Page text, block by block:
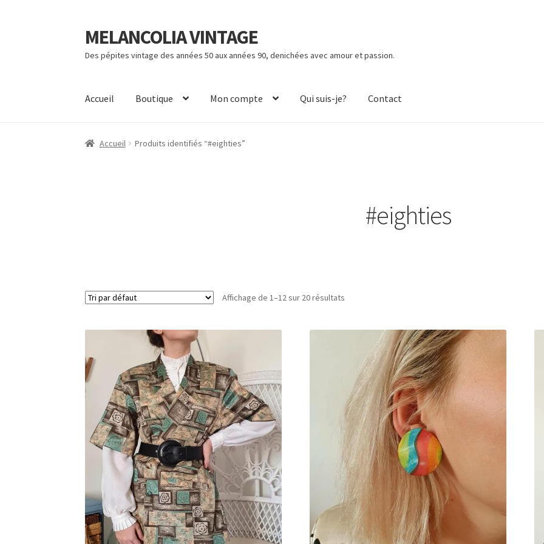
Aller
à
la
Aller
au
contenu
MELANCOLIA VINTAGE
Des pépites vintage des années 50 aux années 90, denichées avec amour et passion.
Accueil Boutique Mon compte Qui suis-je? Contact
Accueil Produits identifiés “#eighties”
#eighties
Affichage de 1–12 sur 20 résultats